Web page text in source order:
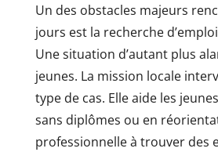
Un des obstacles majeurs
jours est la recherche
Une situation d’autant plus
jeunes. La mission locale
type de cas. Elle aide les
sans diplômes ou en
professionnelle à trouver des